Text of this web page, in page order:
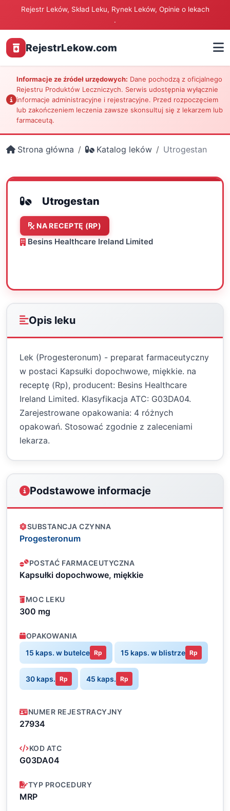
Rejestr Leków, Skład Leku, Rynek Leków, Opinie o lekach
.
RejestrLekow.com
Informacje ze źródeł urzędowych: Dane pochodzą z oficjalnego
Rejestru Produktów Leczniczych. Serwis udostępnia wyłącznie
informacje administracyjne i rejestracyjne. Przed rozpoczęciem
lub zakończeniem leczenia zawsze skonsultuj się z lekarzem lub
farmaceutą.
Strona główna Katalog leków Utrogestan
Utrogestan
NA RECEPTĘ (RP)
Besins Healthcare Ireland Limited
Opis leku
Lek (Progesteronum) - preparat farmaceutyczny
w postaci Kapsułki dopochwowe, miękkie. na
receptę (Rp), producent: Besins Healthcare
Ireland Limited. Klasyfikacja ATC: G03DA04.
Zarejestrowane opakowania: 4 różnych
opakowań. Stosować zgodnie z zaleceniami
lekarza.
Podstawowe informacje
SUBSTANCJA CZYNNA
Progesteronum
POSTAĆ FARMACEUTYCZNA
Kapsułki dopochwowe, miękkie
MOC LEKU
300 mg
OPAKOWANIA
15 kaps. w butelce Rp 15 kaps. w blistrze Rp
30 kaps. Rp 45 kaps. Rp
NUMER REJESTRACYJNY
27934
KOD ATC
G03DA04
TYP PROCEDURY
MRP